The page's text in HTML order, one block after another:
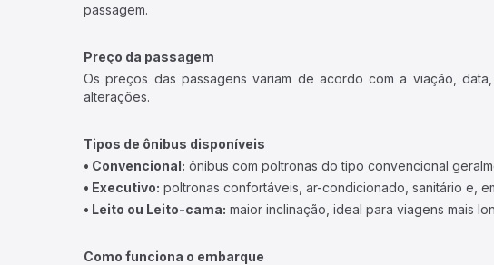
passagem.
Preço da passagem
Os preços das passagens variam de acordo com a viação,
alterações.
Tipos de ônibus disponíveis
• Convencional: ônibus com poltronas do tipo convencional
• Executivo: poltronas confortáveis, ar-condicionado, sanitário e,
• Leito ou Leito-cama: maior inclinação, ideal para viagens mais
Como funciona o embarque